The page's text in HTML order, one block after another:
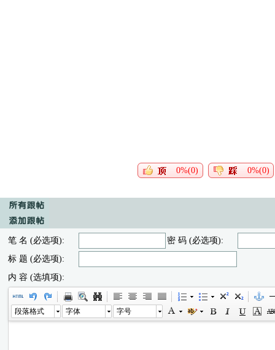
0%(0) 0%(0)
笔 名 (必选项):
密 码 (必选项):
标 题 (必选项):
内 容 (选填项):
段落格式 字体 字号